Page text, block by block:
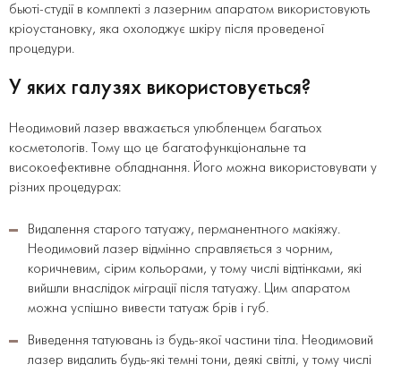
бьюті-студії в комплекті з лазерним апаратом використовують
кріоустановку, яка охолоджує шкіру після проведеної
процедури.
У яких галузях використовується?
Неодимовий лазер вважається улюбленцем багатьох
косметологів. Тому що це багатофункціональне та
високоефективне обладнання. Його можна використовувати у
різних процедурах:
Видалення старого татуажу, перманентного макіяжу.
Неодимовий лазер відмінно справляється з чорним,
коричневим, сірим кольорами, у тому числі відтінками, які
вийшли внаслідок міграції після татуажу. Цим апаратом
можна успішно вивести татуаж брів і губ.
Виведення татуювань із будь-якої частини тіла. Неодимовий
лазер видалить будь-які темні тони, деякі світлі, у тому числі